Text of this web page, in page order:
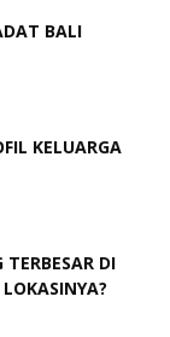
BALI
KELUARGA
DI